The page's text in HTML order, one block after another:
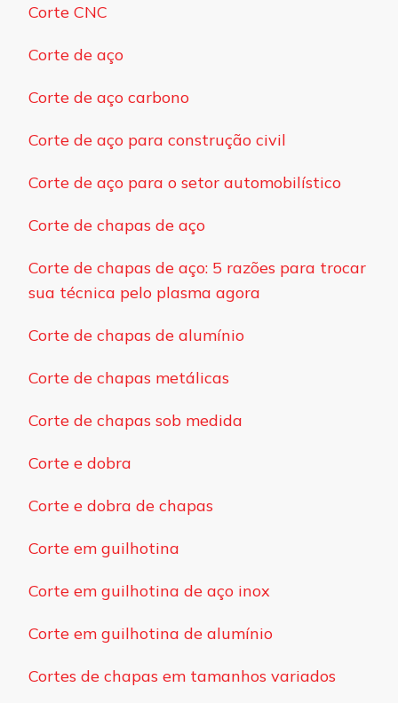
Corte CNC
Corte de aço
Corte de aço carbono
Corte de aço para construção civil
Corte de aço para o setor automobilístico
Corte de chapas de aço
Corte de chapas de aço: 5 razões para trocar
sua técnica pelo plasma agora
Corte de chapas de alumínio
Corte de chapas metálicas
Corte de chapas sob medida
Corte e dobra
Corte e dobra de chapas
Corte em guilhotina
Corte em guilhotina de aço inox
Corte em guilhotina de alumínio
Cortes de chapas em tamanhos variados